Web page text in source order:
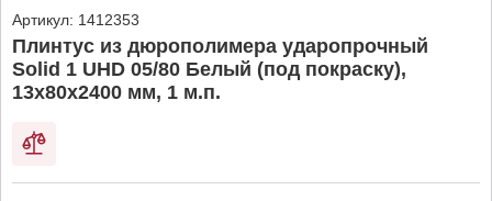
Артикул: 1412353
Плинтус из дюрополимера ударопрочный
Solid 1 UHD 05/80 Белый (под покраску),
13х80х2400 мм, 1 м.п.